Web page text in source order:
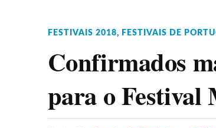
FESTIVAIS 2018, FESTIVAIS DE
Confirmados
para o Festival